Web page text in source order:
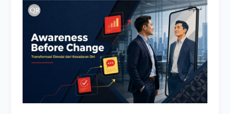
Awareness
Before
Transformasi
Dimulai